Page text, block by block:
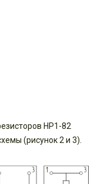
НР1-82
(рисунок 2 и 3).